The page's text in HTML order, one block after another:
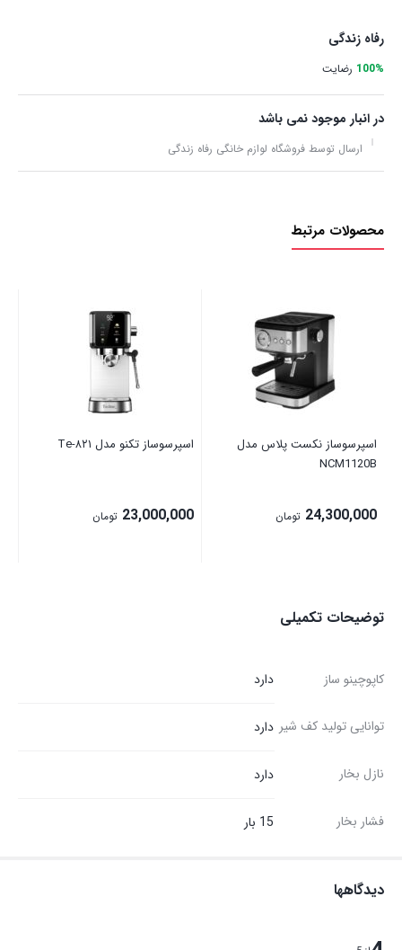
رفاه زندگی
100% رضایت
در انبار موجود نمی باشد
ارسال توسط فروشگاه لوازم خانگی رفاه زندگی
محصولات مرتبط
اسپرسوساز نکست پلاس مدل
NCM1120B
24,300,000 تومان
اسپرسوساز تکنو مدل Te‑۸۲۱
23,000,000 تومان
توضیحات تکمیلی
کاپوچینو ساز دارد
توانایی تولید کف شیر دارد
نازل بخار دارد
فشار بخار 15 بار
دیدگاهها